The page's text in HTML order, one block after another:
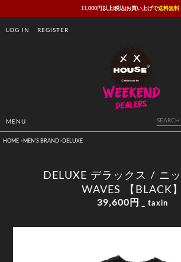
11,000円以上(税込)お買い上げで送料無料
LOG IN REGISTER
MENU
HOME > MEN'S BRAND> DELUXE
DELUXE デラックス / ニ
WAVES 【BLACK】
39,600円 _ taxin